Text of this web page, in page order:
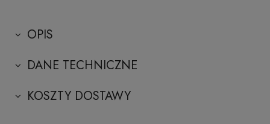
OPIS
DANE TECHNICZNE
KOSZTY DOSTAWY